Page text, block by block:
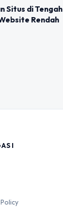
Situs di Tengah
Rendah